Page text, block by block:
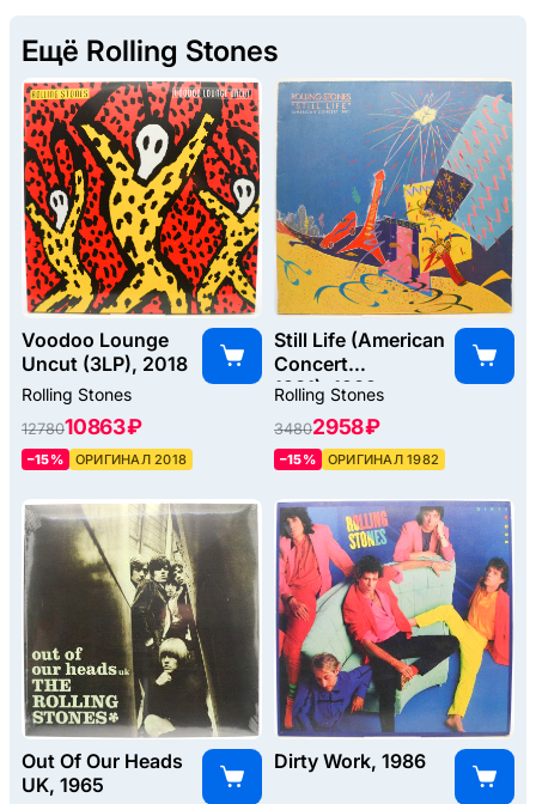
Ещё Rolling Stones
Voodoo Lounge
Uncut (3LP), 2018
Rolling Stones
1278010863 ₽
–15% ОРИГИНАЛ 2018
Still Life (American
Concert
1981), 1982
Rolling Stones
34802958 ₽
–15% ОРИГИНАЛ 1982
Out Of Our Heads
UK, 1965
Dirty Work, 1986